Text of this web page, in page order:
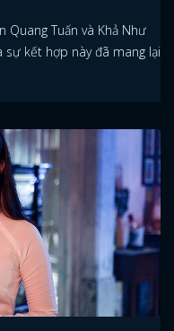
Quang Tuấn và Khả Như
kết hợp này đã mang lại